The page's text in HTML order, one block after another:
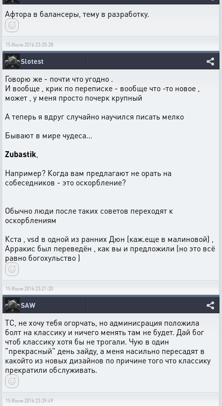
Афтора в балансеры, тему в разработку.
15 Июля 2016 23:20:28
Slotest
Говорю же - почти что угодно .
И вообще , крик по переписке - вообще что -то новое ,
может , у меня просто почерк крупный
А теперь я вдруг случайно научился писать мелко
Бывают в мире чудеса...
Zubastik
Например? Когда вам предлагают не орать на
собеседников - это оскорбление?
Обычно люди после таких советов переходят к
оскорблениям
Кста , vsd в одной из ранних Дюн (каж.еще в малиновой) ,
Арракис был переведён , как вы и предложили (но это всё
равно богохульство )
15 Июля 2016 23:21:20
SAW
ТС, не хочу тебя огорчать, но админисрация положила
болт на классику и ничего менять там не будет. Дай бог
чтоб классику хотя бы не трогали. Чую в один
"прекрасный" день зайду, а меня насильно пересадят в
какойто из новых дизайнов по причине того что классику
прекратили обслуживать.
15 Июля 2016 23:39:49